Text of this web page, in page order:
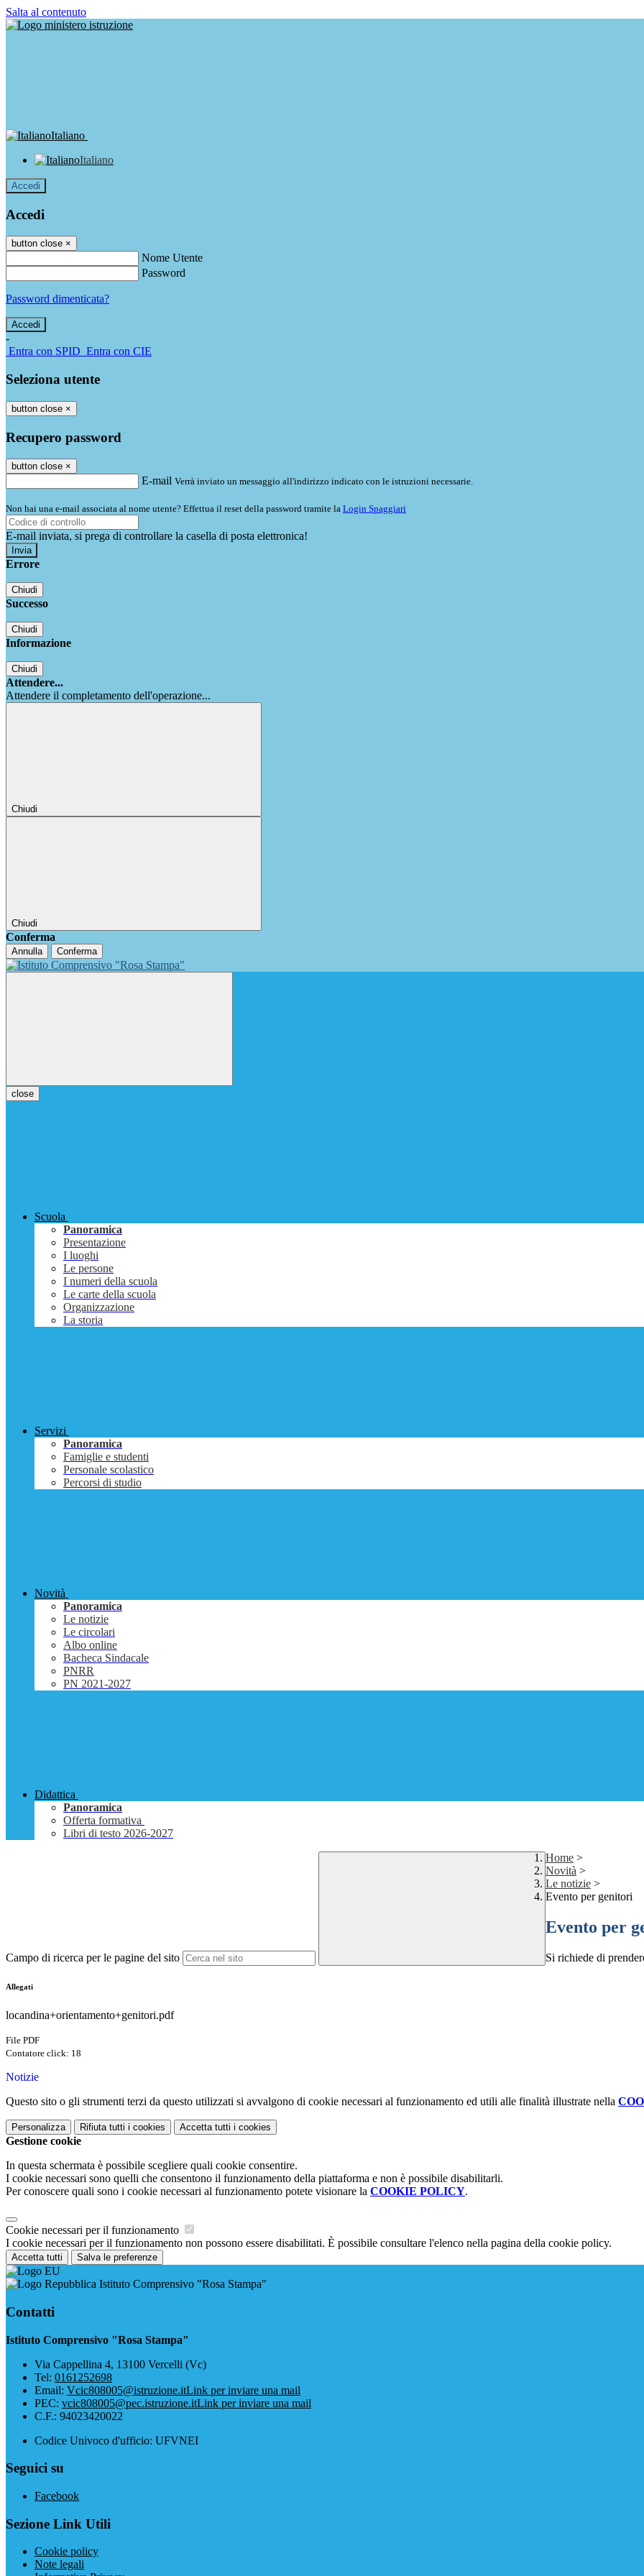
Salta al contenuto
Italiano
Italiano
Accedi
Accedi
button close ×
Nome Utente
Password
Password dimenticata?
-
Entra con SPID Entra con CIE
Seleziona utente
button close ×
Recupero password
button close ×
E-mail Verrà inviato un messaggio all'indirizzo indicato con le istruzioni necessarie.
Non hai una e-mail associata al nome utente? Effettua il reset della password tramite la Login Spaggiari
E-mail inviata, si prega di controllare la casella di posta elettronica!
Errore
Chiudi
Successo
Chiudi
Informazione
Chiudi
Attendere...
Attendere il completamento dell'operazione...
Chiudi
Chiudi
Conferma
Annulla Conferma
close
Scuola
Panoramica
Presentazione
I luoghi
Le persone
I numeri della scuola
Le carte della scuola
Organizzazione
La storia
Servizi
Panoramica
Famiglie e studenti
Personale scolastico
Percorsi di studio
Novità
Panoramica
Le notizie
Le circolari
Albo online
Bacheca Sindacale
PNRR
PN 2021-2027
Didattica
Panoramica
Offerta formativa
Libri di testo 2026-2027
Campo di ricerca per le pagine del sito
Home >
Novità >
Le notizie >
Evento per genitori
Evento per
Si richiede di
Allegati
locandina+orientamento+genitori.pdf
File PDF
Contatore click: 18
Notizie
Questo sito o gli strumenti terzi da questo utilizzati si avvalgono di cookie necessari al funzionamento ed utili alle finalità illustrate nella
Personalizza Rifiuta tutti i cookies Accetta tutti i cookies
Gestione cookie
In questa schermata è possibile scegliere quali cookie consentire.
I cookie necessari sono quelli che consentono il funzionamento della piattaforma e non è possibile disabilitarli.
Per conoscere quali sono i cookie necessari al funzionamento potete visionare la COOKIE POLICY.
Cookie necessari per il funzionamento
I cookie necessari per il funzionamento non possono essere disabilitati. È possibile consultare l'elenco nella pagina della cookie policy.
Accetta tutti Salva le preferenze
Istituto Comprensivo "Rosa Stampa"
Contatti
Istituto Comprensivo "Rosa Stampa"
Via Cappellina 4, 13100 Vercelli (Vc)
Tel: 0161252698
Email: Vcic808005@istruzione.itLink per inviare una mail
PEC: vcic808005@pec.istruzione.itLink per inviare una mail
C.F.: 94023420022
Codice Univoco d'ufficio: UFVNEI
Seguici su
Facebook
Sezione Link Utili
Cookie policy
Note legali